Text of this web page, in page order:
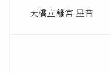
天橋立離宮 星音